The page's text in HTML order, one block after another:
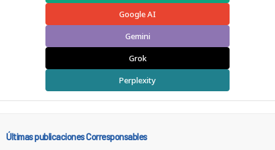
Google AI
Gemini
Grok
Perplexity
Últimas publicaciones Corresponsables